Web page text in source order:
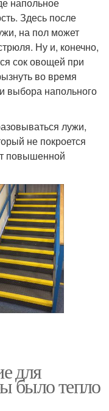
напольное
Здесь после
на пол может
Ну и, конечно,
сок овощей при
во время
выбора напольного
лужи,
не покроется
повышенной
для
было тепло